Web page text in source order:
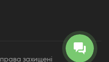
захищені